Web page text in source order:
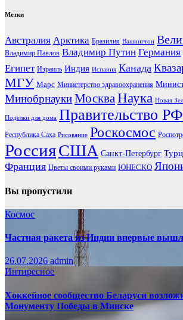
Метки
Австралия Арктика Бразилия Вашингтон
Владимир Павлов Владимир Путин Германия
Египет Израиль Индия Испания Канада
МГУ Марс Министерство здравоохранения
МинобрнаукиМоскваНаука Новая
Поделки для дома Правительство РФ
Республика Саха Рисование Роскосмос
РоссияСША Санкт-Петербург
Франция Цветы своими руками ЮНЕСКО
Вы пропустили
Космос
Частная ракета из Индии впервые
26.07.2026 admin
Интиресное
Хоккейное сообщество Беларуси
Монументу Победы в Минске